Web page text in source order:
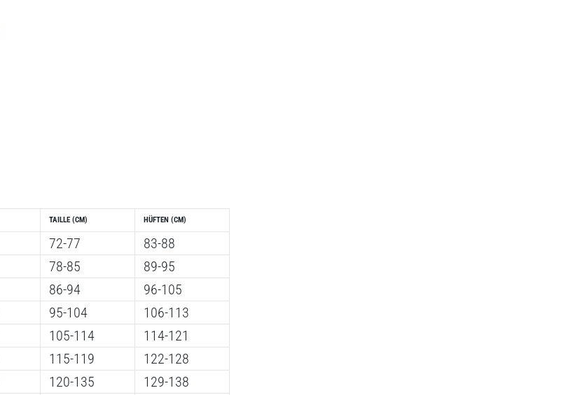
TAILLE(CM)
72-77
78-85
86-94
95-104
105-114
115-119
120-135
HÜFTEN (CM)
83-88
89-95
96-105
106-113
114-121
122-128
129-138